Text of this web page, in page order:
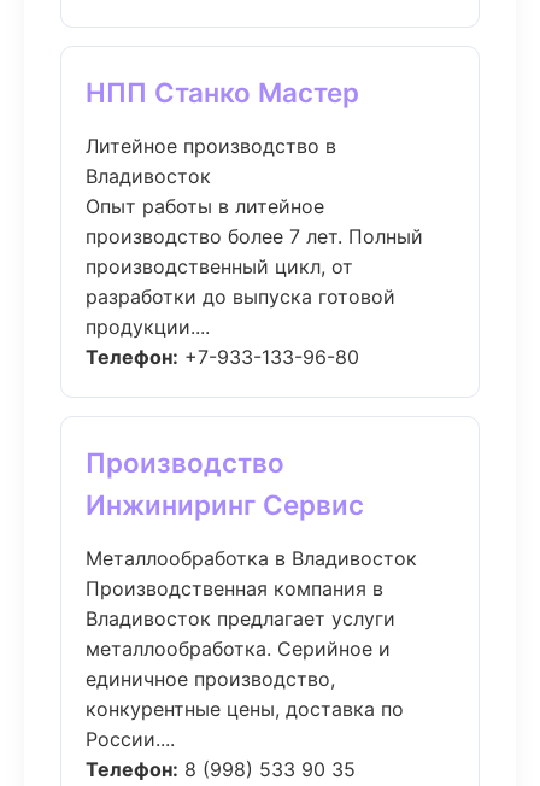
НПП Станко Мастер
Литейное производство в
Владивосток
Опыт работы в литейное
производство более 7 лет. Полный
производственный цикл, от
разработки до выпуска готовой
продукции....
Телефон: +7-933-133-96-80
Производство
Инжиниринг Сервис
Металлообработка в Владивосток
Производственная компания в
Владивосток предлагает услуги
металлообработка. Серийное и
единичное производство,
конкурентные цены, доставка по
России....
Телефон: 8 (998) 533 90 35